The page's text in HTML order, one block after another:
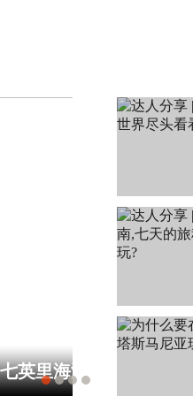
博雅关厂后